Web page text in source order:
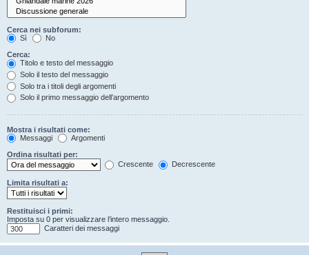
Cerca nei subforum:
Sì
No
Cerca:
Titolo e testo del messaggio
Solo il testo del messaggio
Solo tra i titoli degli argomenti
Solo il primo messaggio dell’argomento
Mostra i risultati come:
Messaggi
Argomenti
Ordina risultati per:
Crescente
Decrescente
Limita risultati a:
Restituisci i primi:
Imposta su 0 per visualizzare l’intero messaggio.
Caratteri dei messaggi